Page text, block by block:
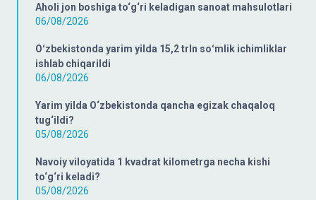
Aholi jon boshiga to‘g‘ri keladigan sanoat mahsulotlari
06/08/2026
Oʻzbekistonda yarim yilda 15,2 trln soʻmlik ichimliklar
ishlab chiqarildi
06/08/2026
Yarim yilda O‘zbekistonda qancha egizak chaqaloq
tug‘ildi?
05/08/2026
Navoiy viloyatida 1 kvadrat kilometrga necha kishi
to‘g‘ri keladi?
05/08/2026